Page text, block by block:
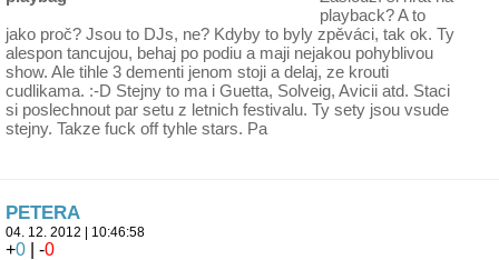
playback? A to
jako proč? Jsou to DJs, ne? Kdyby to byly zpěváci, tak ok. Ty
alespon tancujou, behaj po podiu a maji nejakou pohyblivou
show. Ale tihle 3 dementi jenom stoji a delaj, ze krouti
cudlikama. :-D Stejny to ma i Guetta, Solveig, Avicii atd. Staci
si poslechnout par setu z letnich festivalu. Ty sety jsou vsude
stejny. Takze fuck off tyhle stars. Pa
PETERA
04. 12. 2012 | 10:46:58
+0 | -0